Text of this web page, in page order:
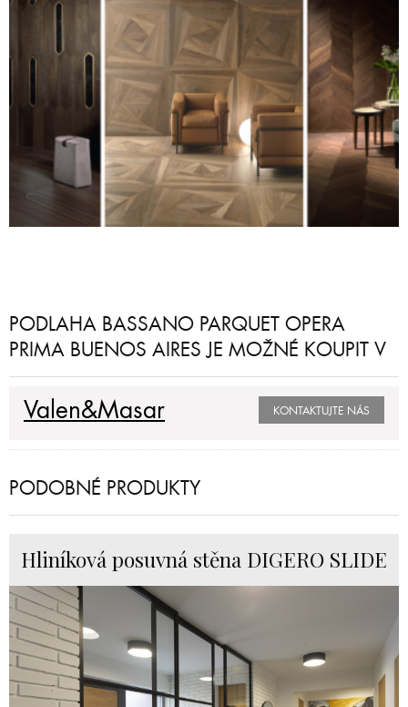
PODLAHA BASSANO PARQUET OPERA
PRIMA BUENOS AIRES JE MOŽNÉ KOUPIT V
Valen&Masar KONTAKTUJTE NÁS
PODOBNÉ PRODUKTY
Hliníková posuvná stěna DIGERO SLIDE